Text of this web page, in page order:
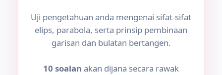
Uji pengetahuan anda mengenai sifat-sifat
elips, parabola, serta prinsip pembinaan
garisan dan bulatan bertangen.
10 soalan akan dijana secara rawak